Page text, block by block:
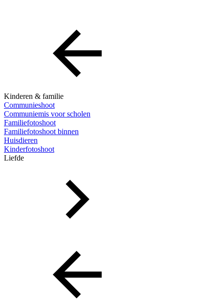
Kinderen & familie
Communieshoot
Communiemis voor scholen
Familiefotoshoot
Familiefotoshoot binnen
Huisdieren
Kinderfotoshoot
Liefde